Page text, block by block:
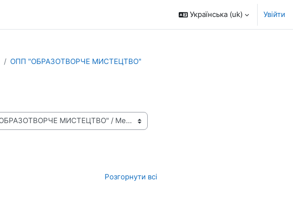
Українська ‎(uk)‎ Увійти
ОПП "ОБРАЗОТВОРЧЕ МИСТЕЦТВО"
Розгорнути всі